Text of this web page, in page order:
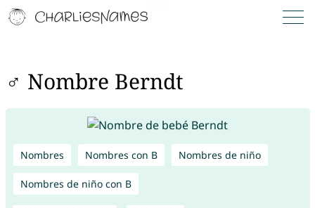
♂ Nombre Berndt
Nombres Nombres con B Nombres de niño
Nombres de niño con B